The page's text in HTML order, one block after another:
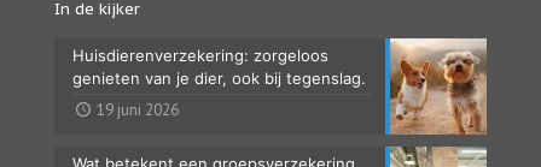
In de kijker
Huisdierenverzekering: zorgeloos
genieten van je dier, ook bij tegenslag.
19 juni 2026